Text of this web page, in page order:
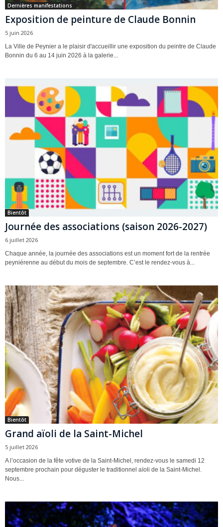
Dernières manifestations
Exposition de peinture de Claude Bonnin
5 juin 2026
La Ville de Peynier a le plaisir d'accueillir une exposition du peintre de Claude
Bonnin du 6 au 14 juin 2026 à la galerie...
Bientôt
Journée des associations (saison 2026-2027)
6 juillet 2026
Chaque année, la journée des associations est un moment fort de la rentrée
peyniérenne au début du mois de septembre. C’est le rendez-vous à...
Bientôt
Grand aïoli de la Saint-Michel
5 juillet 2026
A l’occasion de la fête votive de la Saint-Michel, rendez-vous le samedi 12
septembre prochain pour déguster le traditionnel aïoli de la Saint-Michel.
Nous...